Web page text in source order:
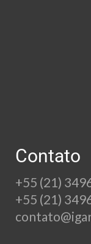
Contato
+55 (21)
+55 (21)